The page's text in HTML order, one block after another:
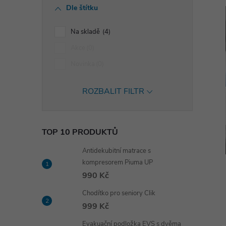
Dle štítku
Na skladě 4
ROZBALIT FILTR
TOP 10 PRODUKTŮ
Antidekubitní matrace s
kompresorem Piuma UP
990 Kč
Chodítko pro seniory Clik
999 Kč
Evakuační podložka EVS s dvěma